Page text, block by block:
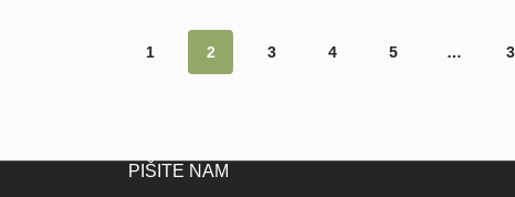
1 2 3 4 5 …
PIŠITE NAM